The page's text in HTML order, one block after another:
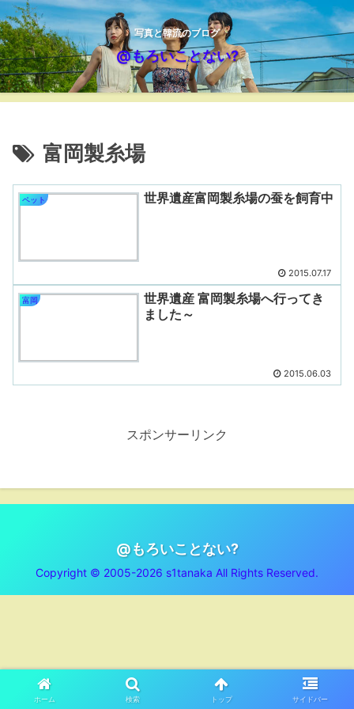
写真と韓流のブログ
@もろいことない?
富岡製糸場
ペット 世界遺産富岡製糸場の蚕を飼育中
2015.07.17
富岡
世界遺産 富岡製糸場へ行ってき
ました～
2015.06.03
スポンサーリンク
@もろいことない?
Copyright © 2005-2026 s1tanaka All Rights Reserved.
ホーム 検索 トップ サイドバー